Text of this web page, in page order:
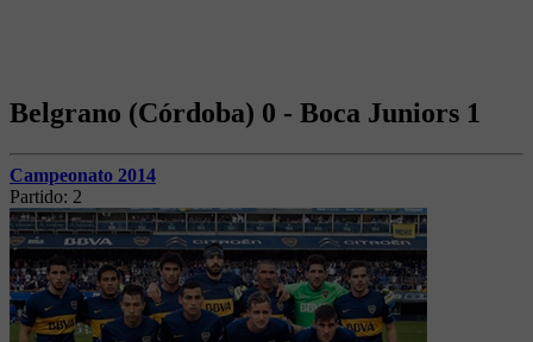
Belgrano (Córdoba) 0 - Boca Juniors 1
Campeonato 2014
Partido: 2